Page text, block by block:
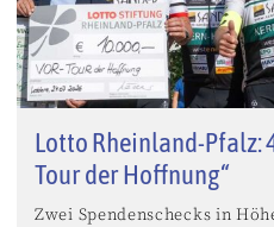
Lotto Rheinland-Pfalz:
Tour der Hoffnung“
Zwei Spendenschecks in